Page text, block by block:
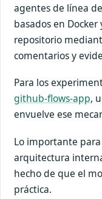
agentes de línea
basados en
repositorio
comentarios y
Para los
github-flows-app,
envuelve ese
Lo importante
arquitectura
hecho de que el
práctica.